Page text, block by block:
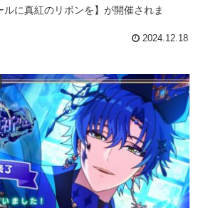
ルに真紅のリボンを】が開催されま
2024.12.18